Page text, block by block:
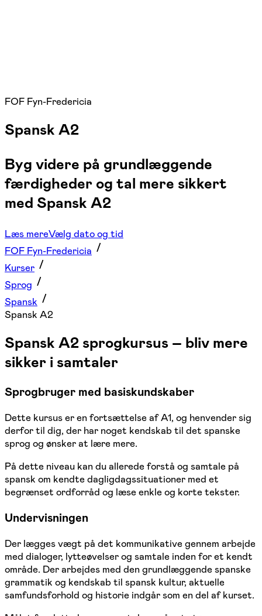
FOF Fyn-Fredericia
Spansk A2
Byg videre på grundlæggende
færdigheder og tal mere sikkert
med Spansk A2
Læs mereVælg dato og tid
FOF Fyn-Fredericia
Kurser
Sprog
Spansk
Spansk A2
Spansk A2 sprogkursus – bliv mere
sikker i samtaler
Sprogbruger med basiskundskaber
Dette kursus er en fortsættelse af A1, og henvender sig
derfor til dig, der har noget kendskab til det spanske
sprog og ønsker at lære mere.
På dette niveau kan du allerede forstå og samtale på
spansk om kendte dagligdagssituationer med et
begrænset ordforråd og læse enkle og korte tekster.
Undervisningen
Der lægges vægt på det kommunikative gennem arbejde
med dialoger, lytteøvelser og samtale inden for et kendt
område. Der arbejdes med den grundlæggende spanske
grammatik og kendskab til spansk kultur, aktuelle
samfundsforhold og historie indgår som en del af kurset.